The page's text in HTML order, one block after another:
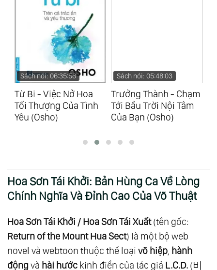
Sách nói: 05:48:03
Trưởng Thành - Chạm
Tới Bầu Trời Nội Tâm
Của Bạn (Osho)
Sách nói: 07:24:54
Tình Yêu - Tự Do - Một
Mình (Osho)
Hoa Sơn Tái Khởi: Bản Hùng Ca Về Lòng
Chính Nghĩa Và Đỉnh Cao Của Võ Thuật
Hoa Sơn Tái Khởi / Hoa Sơn Tái Xuất(tên gốc:
Return of the Mount Hua Sect) là một bộ web
novel và webtoon thuộc thể loại võ hiệp hành
độngvà hài hước kinh điển của tác giả L.C.D. (비